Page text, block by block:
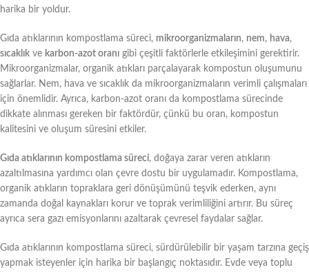
harika bir yoldur.
Gıda atıklarının kompostlama süreci, mikroorganizmaların, nem, hava,
sıcaklık ve karbon-azot oranı gibi çeşitli faktörlerle etkileşimini gerektirir.
Mikroorganizmalar, organik atıkları parçalayarak kompostun oluşumunu
sağlarlar. Nem, hava ve sıcaklık da mikroorganizmaların verimli çalışmaları
için önemlidir. Ayrıca, karbon-azot oranı da kompostlama sürecinde
dikkate alınması gereken bir faktördür, çünkü bu oran, kompostun
kalitesini ve oluşum süresini etkiler.
Gıda atıklarının kompostlama süreci, doğaya zarar veren atıkların
azaltılmasına yardımcı olan çevre dostu bir uygulamadır. Kompostlama,
organik atıkların topraklara geri dönüşümünü teşvik ederken, aynı
zamanda doğal kaynakları korur ve toprak verimliliğini artırır. Bu süreç
ayrıca sera gazı emisyonlarını azaltarak çevresel faydalar sağlar.
Gıda atıklarının kompostlama süreci, sürdürülebilir bir yaşam tarzına geçiş
yapmak isteyenler için harika bir başlangıç noktasıdır. Evde veya toplu